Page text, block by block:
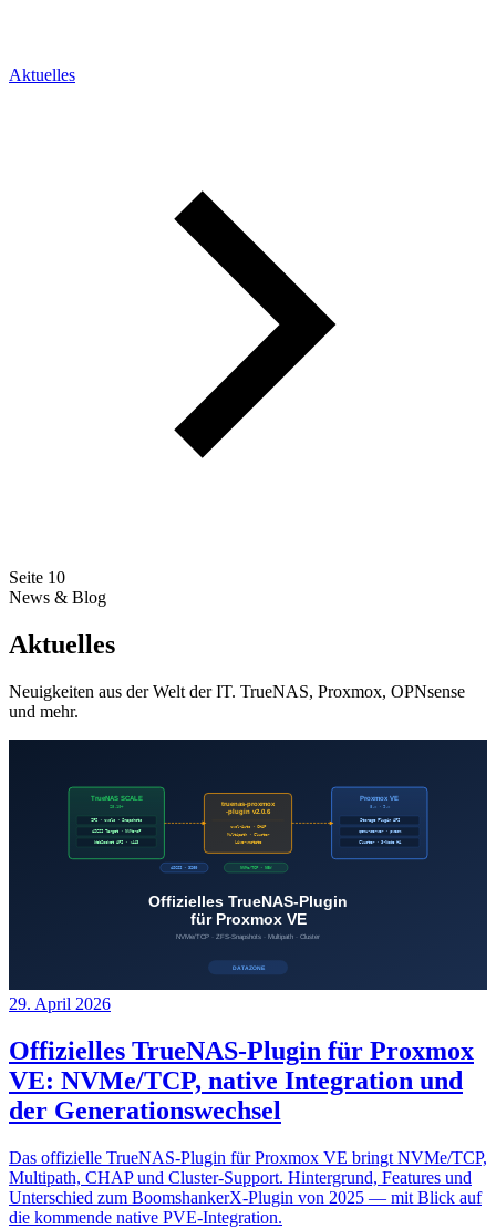
Aktuelles
Seite 10
News & Blog
Aktuelles
Neuigkeiten aus der Welt der IT. TrueNAS, Proxmox, OPNsense
und mehr.
29. April 2026
Offizielles TrueNAS-Plugin für Proxmox
VE: NVMe/TCP, native Integration und
der Generationswechsel
Das offizielle TrueNAS-Plugin für Proxmox VE bringt NVMe/TCP,
Multipath, CHAP und Cluster-Support. Hintergrund, Features und
Unterschied zum BoomshankerX-Plugin von 2025 — mit Blick auf
die kommende native PVE-Integration.